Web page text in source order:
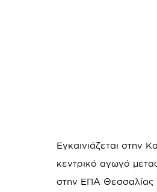
Εγκαινιάζεται στην
κεντρικό αγωγό
στην ΕΠΑ Θεσσαλίας